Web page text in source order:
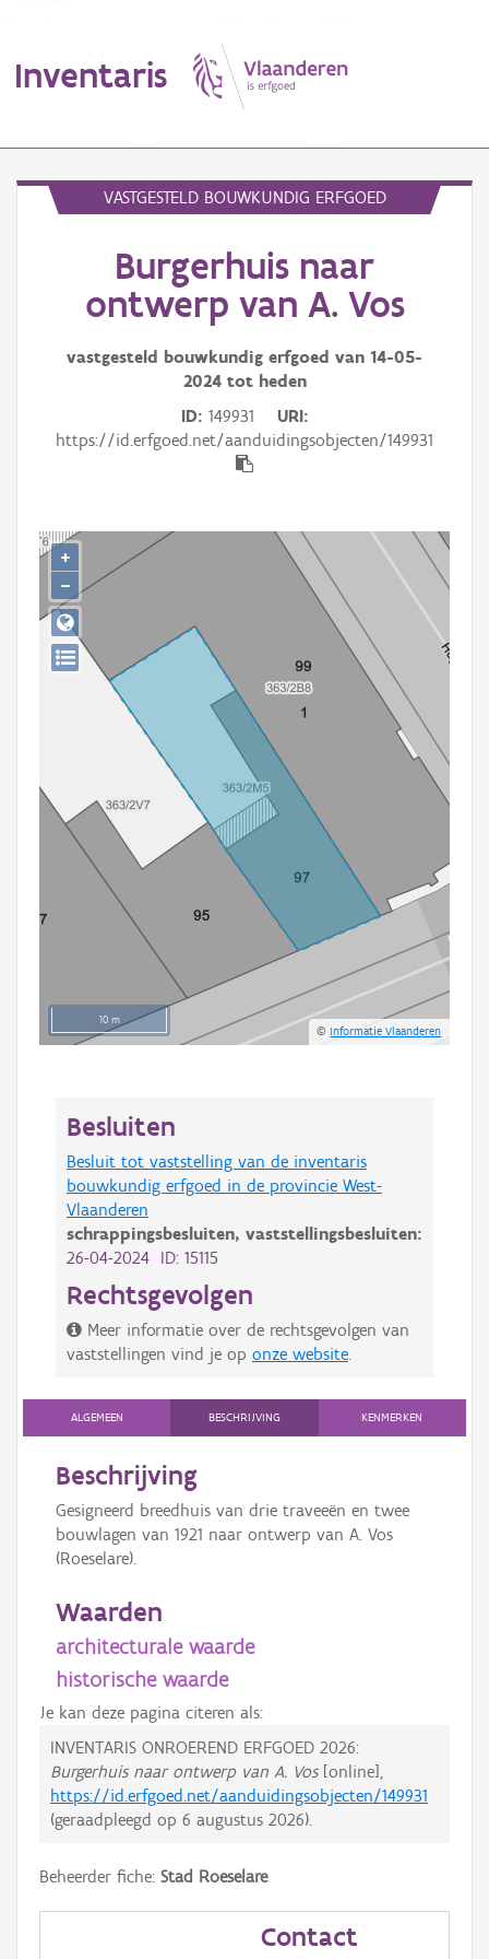
Inventaris
Aanduidingsobject
Waarneming
Gebeurtenis
Downloads
Hergebruik
Aanmelden
VASTGESTELD BOUWKUNDIG ERFGOED
Burgerhuis naar
ontwerp van A. Vos
vastgesteld bouwkundig erfgoed van 14-05-
2024tot heden
ID 149931
URI
https://id.erfgoed.net/aanduidingsobjecten/149931
10 m
©Informatie Vlaanderen
+
−
Besluiten
Besluit tot vaststelling van de inventaris
bouwkundig erfgoed in de provincie West-
Vlaanderen
schrappingsbesluiten, vaststellingsbesluiten:
26-04-2024 ID: 15115
Rechtsgevolgen
Meer informatie over de rechtsgevolgen van
vaststellingen vind je op onze website
ALGEMEEN BESCHRIJVING KENMERKEN
Beschrijving
Gesigneerd breedhuis van drie traveeën en twee
bouwlagen van 1921 naar ontwerp van A. Vos
(Roeselare).
Waarden
architecturale waarde
historische waarde
Je kan deze pagina citeren als:
INVENTARIS ONROEREND ERFGOED 2026:
Burgerhuis naar ontwerp van A. Vos[online],
https://id.erfgoed.net/aanduidingsobjecten/149931
(geraadpleegd op 6 augustus 2026).
Beheerder fiche: Stad Roeselare
Contact